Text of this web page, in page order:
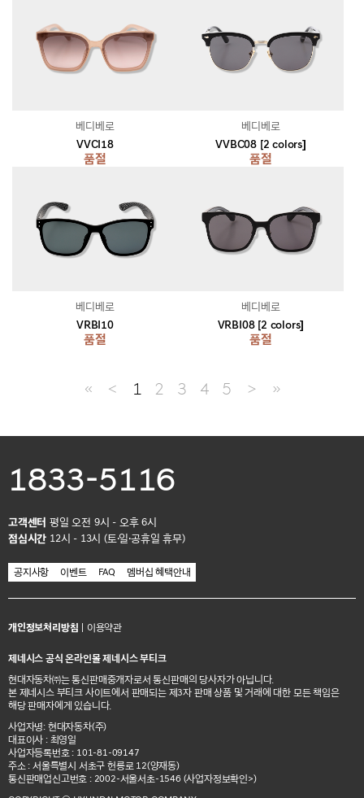
VVCI18
품절
베디베로
VVBC08 [2 colors]
품절
베디베로
VRBI10
품절
베디베로
VRBI08 [2 colors]
품절
베디베로
≪ ＜ 1 2 3 4 5 ＞ ≫
1833-5116
고객센터 평일 오전 9시 - 오후 6시
점심시간 12시 - 13시 (토·일·공휴일 휴무)
공지사항 이벤트 FAQ 멤버십 혜택안내
개인정보처리방침 이용약관
제네시스 공식 온라인몰 제네시스 부티크
현대자동차㈜는 통신판매중개자로서 통신판매의 당사자가 아닙니다.
본 제네시스 부티크 사이트에서 판매되는 제3자 판매 상품 및 거래에 대한 모든 책임은
해당 판매자에게 있습니다.
사업자명: 현대자동차(주)
대표이사 : 최영일
사업자등록번호 : 101-81-09147
주소 : 서울특별시 서초구 헌릉로 12(양재동)
통신판매업신고번호 : 2002-서울서초-1546 (사업자정보확인>)